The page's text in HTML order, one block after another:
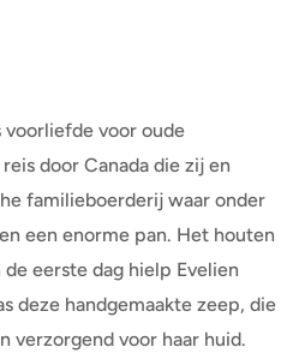
voorliefde voor oude
door Canada die zij en
familieboerderij waar onder
een enorme pan. Het houten
eerste dag hielp Evelien
deze handgemaakte zeep, die
verzorgend voor haar huid.